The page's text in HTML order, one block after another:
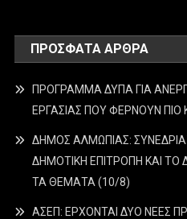
ΠΡΌΣΦΑΤΑ ΆΡΘΡΑ
ΠΡΟΓΡΑΜΜΑ ΔΥΠΑ ΓΙΑ
ΕΡΓΑΣΙΑΣ ΠΟΥ ΦΕΡΝΟΥΝ
ΔΗΜΟΣ ΑΛΜΩΠΙΑΣ:
ΔΗΜΟΤΙΚΗ ΕΠΙΤΡΟΠΗ ΚΑΙ
ΤΑ ΘΕΜΑΤΑ (10/8)
ΑΣΕΠ: ΕΡΧΟΝΤΑΙ ΔΥΟ ΝΕΕΣ